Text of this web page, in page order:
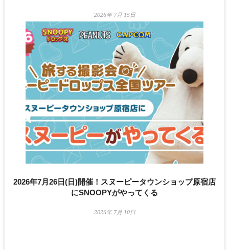
2026年 7月 15日
2026年7月26日(日)開催！スヌーピータウンショップ原宿店
にSNOOPYがやってくる
2026年 7月 10日